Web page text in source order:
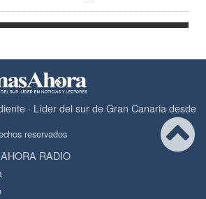
· Líder del sur de Gran Canaria desde
reservados
RADIO